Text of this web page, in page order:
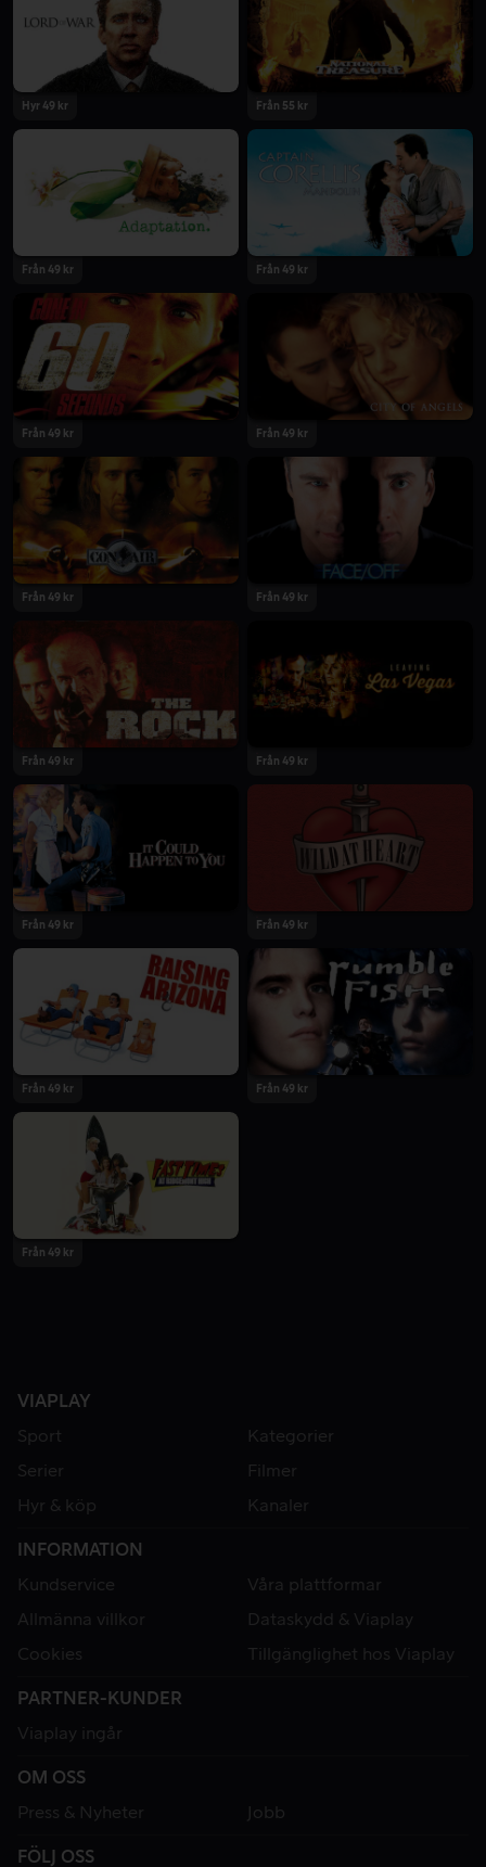
Hyr 49 kr Från 55 kr
Från 49 kr Från 49 kr
Från 49 kr Från 49 kr
Från 49 kr Från 49 kr
Från 49 kr Från 49 kr
Från 49 kr Från 49 kr
Från 49 kr Från 49 kr
Från 49 kr
VIAPLAY
Sport
Kategorier
Serier
Filmer
Hyr & köp
Kanaler
INFORMATION
Kundservice
Våra plattformar
Allmänna villkor
Dataskydd & Viaplay
Cookies
Tillgänglighet hos Viaplay
PARTNER-KUNDER
Viaplay ingår
OM OSS
Press & Nyheter
Jobb
FÖLJ OSS